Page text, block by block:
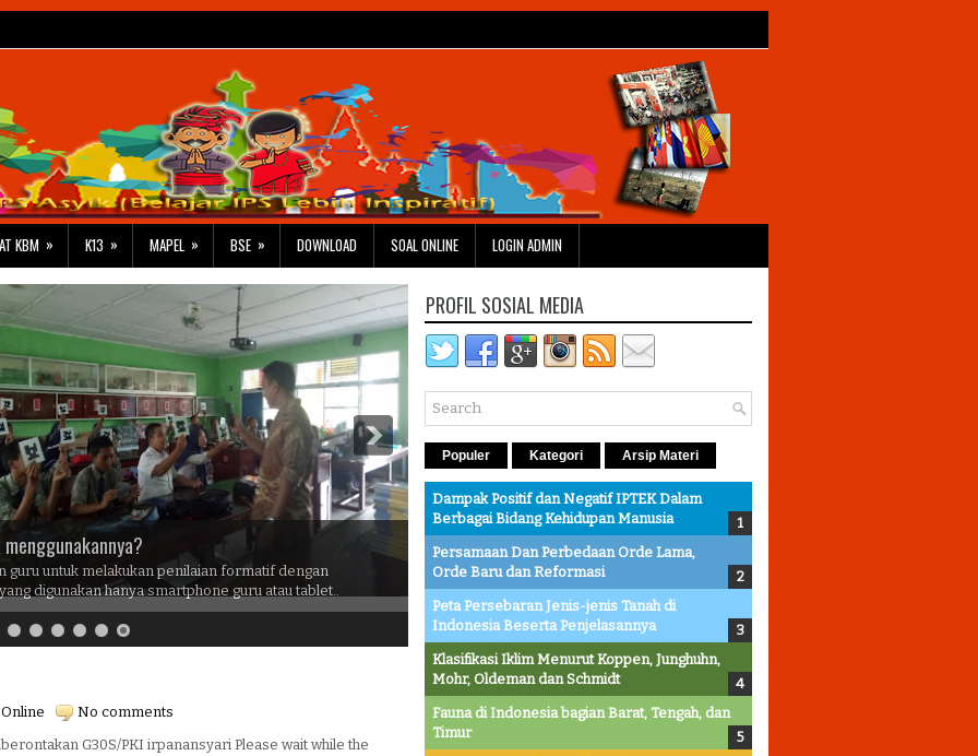
KBM » K13 » MAPEL » BSE » DOWNLOAD SOAL ONLINE LOGIN ADMIN
guru untuk melakukan penilaian formatif dengan
digunakan hanya smartphone guru atau tablet..
No comments
G30S/PKI irpanansyari Please wait while the
PROFIL SOSIAL MEDIA
Populer Kategori Arsip Materi
Dampak Positif dan Negatif IPTEK Dalam
Berbagai Bidang Kehidupan Manusia
Persamaan Dan Perbedaan Orde Lama,
Orde Baru dan Reformasi
Peta Persebaran Jenis-jenis Tanah di
Indonesia Beserta Penjelasannya
Klasifikasi Iklim Menurut Koppen, Junghuhn,
Mohr, Oldeman dan Schmidt
Fauna di Indonesia bagian Barat, Tengah, dan
Timur